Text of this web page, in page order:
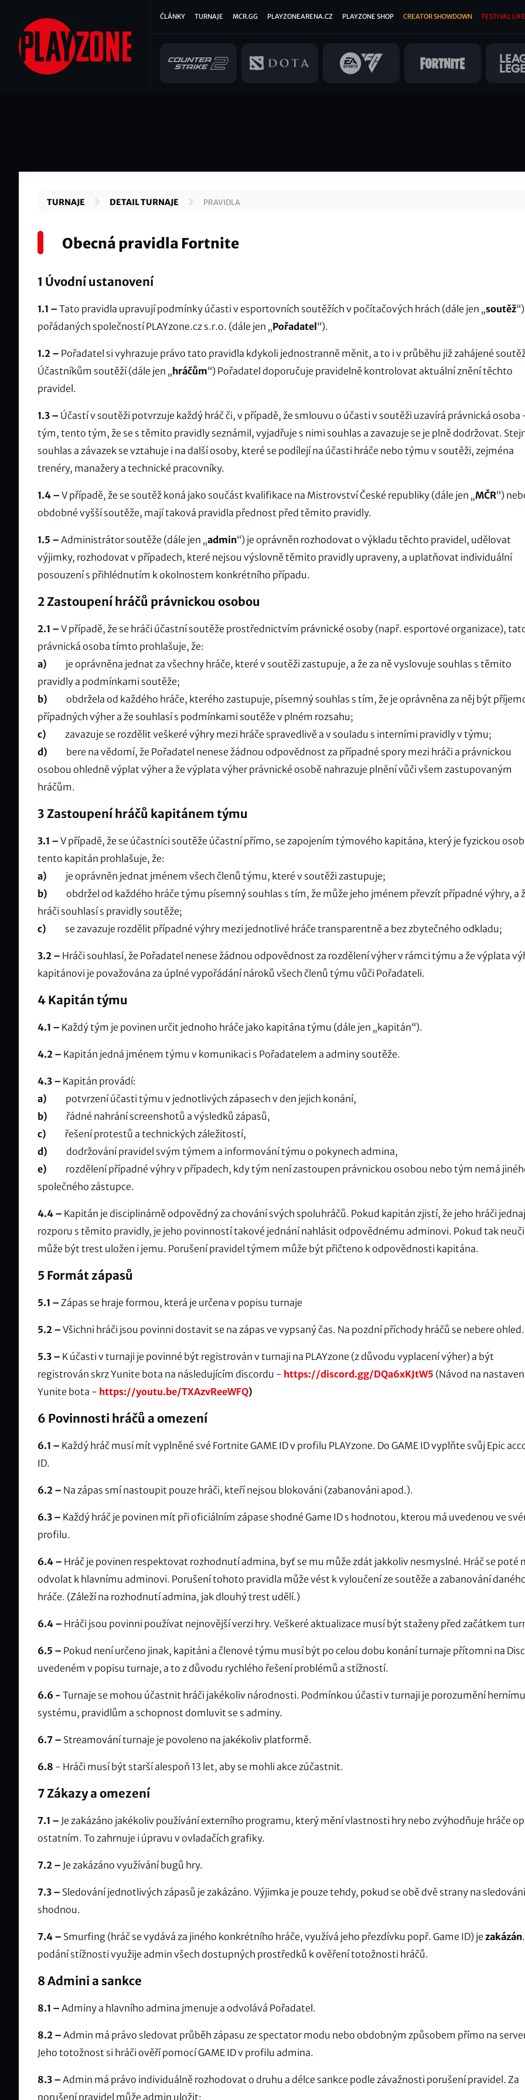
hlavnímu
obsahu
Hlavní
ČLÁNKY TURNAJE MCR.GG PLAYZONEARENA.CZ PLAYZONE SHOP CREATOR SHOWDOWN FESTIVAL
TURNAJE DETAIL TURNAJE PRAVIDLA
Obecná pravidla Fortnite
1 Úvodní ustanovení
1.1 – Tato pravidla upravují podmínky účasti v esportovních soutěžích v počítačových hrách (dále jen „soutěž
pořádaných společností PLAYzone.cz s.r.o. (dále jen „Pořadatel “).
1.2 – Pořadatel si vyhrazuje právo tato pravidla kdykoli jednostranně měnit, a to i v průběhu již zahájené
Účastníkům soutěží (dále jen „ hráčům“) Pořadatel doporučuje pravidelně kontrolovat aktuální znění těchto
pravidel.
1.3 – Účastí v soutěži potvrzuje každý hráč či, v případě, že smlouvu o účasti v soutěži uzavírá právnická osoba
tým, tento tým, že se s těmito pravidly seznámil, vyjadřuje s nimi souhlas a zavazuje se je plně dodržovat.
souhlas a závazek se vztahuje i na další osoby, které se podílejí na účasti hráče nebo týmu v soutěži, zejména
trenéry, manažery a technické pracovníky.
1.4 – V případě, že se soutěž koná jako součást kvalifikace na Mistrovství České republiky (dále jen „MČR“)
obdobné vyšší soutěže, mají taková pravidla přednost před těmito pravidly.
1.5 – Administrátor soutěže (dále jen „admin“) je oprávněn rozhodovat o výkladu těchto pravidel, udělovat
výjimky, rozhodovat v případech, které nejsou výslovně těmito pravidly upraveny, a uplatňovat individuální
posouzení s přihlédnutím k okolnostem konkrétního případu.
2 Zastoupení hráčů právnickou osobou
2.1 – V případě, že se hráči účastní soutěže prostřednictvím právnické osoby (např. esportové organizace),
právnická osoba tímto prohlašuje, že:
a) je oprávněna jednat za všechny hráče, které v soutěži zastupuje, a že za ně vyslovuje souhlas s těmito
pravidly a podmínkami soutěže;
b) obdržela od každého hráče, kterého zastupuje, písemný souhlas s tím, že je oprávněna za něj být
případných výher a že souhlasí s podmínkami soutěže v plném rozsahu;
c) zavazuje se rozdělit veškeré výhry mezi hráče spravedlivě a v souladu s interními pravidly v týmu;
d) bere na vědomí, že Pořadatel nenese žádnou odpovědnost za případné spory mezi hráči a právnickou
osobou ohledně výplat výher a že výplata výher právnické osobě nahrazuje plnění vůči všem zastupovaným
hráčům.
3 Zastoupení hráčů kapitánem týmu
3.1 – V případě, že se účastníci soutěže účastní přímo, se zapojením týmového kapitána, který je fyzickou
tento kapitán prohlašuje, že:
a) je oprávněn jednat jménem všech členů týmu, které v soutěži zastupuje;
b) obdržel od každého hráče týmu písemný souhlas s tím, že může jeho jménem převzít případné výhry, a
hráči souhlasí s pravidly soutěže;
c) se zavazuje rozdělit případné výhry mezi jednotlivé hráče transparentně a bez zbytečného odkladu;
3.2 – Hráči souhlasí, že Pořadatel nenese žádnou odpovědnost za rozdělení výher v rámci týmu a že výplata
kapitánovi je považována za úplné vypořádání nároků všech členů týmu vůči Pořadateli.
4 Kapitán týmu
4.1 – Každý tým je povinen určit jednoho hráče jako kapitána týmu (dále jen „kapitán“).
4.2 – Kapitán jedná jménem týmu v komunikaci s Pořadatelem a adminy soutěže.
4.3 – Kapitán provádí:
a) potvrzení účasti týmu v jednotlivých zápasech v den jejich konání,
b) řádné nahrání screenshotů a výsledků zápasů,
c) řešení protestů a technických záležitostí,
d) dodržování pravidel svým týmem a informování týmu o pokynech admina,
e) rozdělení případné výhry v případech, kdy tým není zastoupen právnickou osobou nebo tým nemá
společného zástupce.
4.4 – Kapitán je disciplinárně odpovědný za chování svých spoluhráčů. Pokud kapitán zjistí, že jeho hráči
rozporu s těmito pravidly, je jeho povinností takové jednání nahlásit odpovědnému adminovi. Pokud tak
může být trest uložen i jemu. Porušení pravidel týmem může být přičteno k odpovědnosti kapitána.
5 Formát zápasů
5.1 – Zápas se hraje formou, která je určena v popisu turnaje
5.2 – Všichni hráči jsou povinni dostavit se na zápas ve vypsaný čas. Na pozdní příchody hráčů se nebere ohled.
5.3 – K účasti v turnaji je povinné být registrován v turnaji na PLAYzone (z důvodu vyplacení výher) a být
registrován skrz Yunite bota na následujícím discordu - https://discord.gg/DQa6xKJtW5 (Návod na
Yunite bota - https://youtu.be/TXAzvReeWFQ)
6 Povinnosti hráčů a omezení
6.1 – Každý hráč musí mít vyplněné své Fortnite GAME ID v profilu PLAYzone. Do GAME ID vyplňte svůj Epic
ID.
6.2 – Na zápas smí nastoupit pouze hráči, kteří nejsou blokováni (zabanováni apod.).
6.3 – Každý hráč je povinen mít při oficiálním zápase shodné Game ID s hodnotou, kterou má uvedenou ve
profilu.
6.4 – Hráč je povinen respektovat rozhodnutí admina, byť se mu může zdát jakkoliv nesmyslné. Hráč se poté
odvolat k hlavnímu adminovi. Porušení tohoto pravidla může vést k vyloučení ze soutěže a zabanování
hráče. (Záleží na rozhodnutí admina, jak dlouhý trest udělí.)
6.4 – Hráči jsou povinni používat nejnovější verzi hry. Veškeré aktualizace musí být staženy před začátkem
6.5 – Pokud není určeno jinak, kapitáni a členové týmu musí být po celou dobu konání turnaje přítomni na
uvedeném v popisu turnaje, a to z důvodu rychlého řešení problémů a stížností.
6.6 - Turnaje se mohou účastnit hráči jakékoliv národnosti. Podmínkou účasti v turnaji je porozumění hernímu
systému, pravidlům a schopnost domluvit se s adminy.
6.7 – Streamování turnaje je povoleno na jakékoliv platformě.
6.8 - Hráči musí být starší alespoň 13 let, aby se mohli akce zúčastnit.
7 Zákazy a omezení
7.1 – Je zakázáno jakékoliv používání externího programu, který mění vlastnosti hry nebo zvýhodňuje hráče
ostatním. To zahrnuje i úpravu v ovladačích grafiky.
7.2 – Je zakázáno využívání bugů hry.
7.3 – Sledování jednotlivých zápasů je zakázáno. Výjimka je pouze tehdy, pokud se obě dvě strany na sledování
shodnou.
7.4 – Smurfing (hráč se vydává za jiného konkrétního hráče, využívá jeho přezdívku popř. Game ID) je zakázán
podání stížnosti využije admin všech dostupných prostředků k ověření totožnosti hráčů.
8 Admini a sankce
8.1 – Adminy a hlavního admina jmenuje a odvolává Pořadatel.
8.2 – Admin má právo sledovat průběh zápasu ze spectator modu nebo obdobným způsobem přímo na
Jeho totožnost si hráči ověří pomocí GAME ID v profilu admina.
8.3 – Admin má právo individuálně rozhodovat o druhu a délce sankce podle závažnosti porušení pravidel. Za
porušení pravidel může admin uložit: